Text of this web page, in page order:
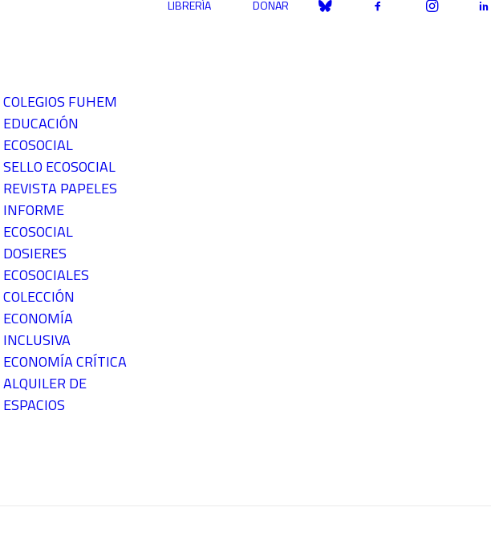
COLEGIOS FUHEM
EDUCACIÓN
ECOSOCIAL
SELLO ECOSOCIAL
REVISTA PAPELES
INFORME
ECOSOCIAL
DOSIERES
ECOSOCIALES
COLECCIÓN
ECONOMÍA
INCLUSIVA
ECONOMÍA CRÍTICA
ALQUILER DE
ESPACIOS
LIBRERÍA DONAR